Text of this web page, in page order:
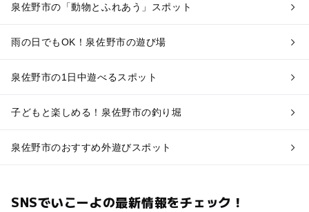
泉佐野市の「動物とふれあう」スポット
雨の日でもOK！泉佐野市の遊び場
泉佐野市の1日中遊べるスポット
子どもと楽しめる！泉佐野市の釣り堀
泉佐野市のおすすめ外遊びスポット
SNSでいこーよの最新情報をチェック！